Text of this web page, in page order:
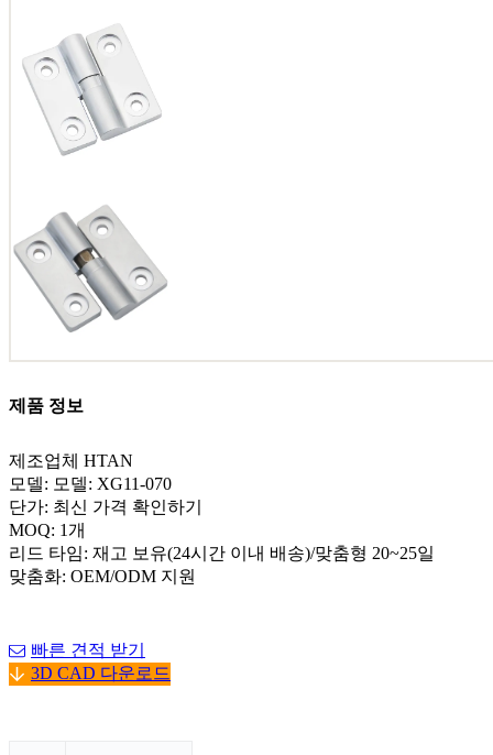
제품 정보
제조업체 HTAN
모델: 모델: XG11-070
단가: 최신 가격 확인하기
MOQ: 1개
리드 타임: 재고 보유(24시간 이내 배송)/맞춤형 20~25일
맞춤화: OEM/ODM 지원
빠른 견적 받기
3D CAD 다운로드